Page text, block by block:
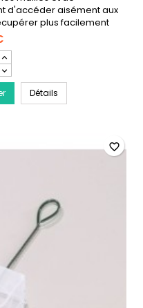
d'accéder aisément aux
plus facilement
petite taille..
Détails
favorite_border